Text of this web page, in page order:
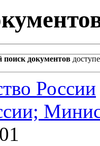
документов
России